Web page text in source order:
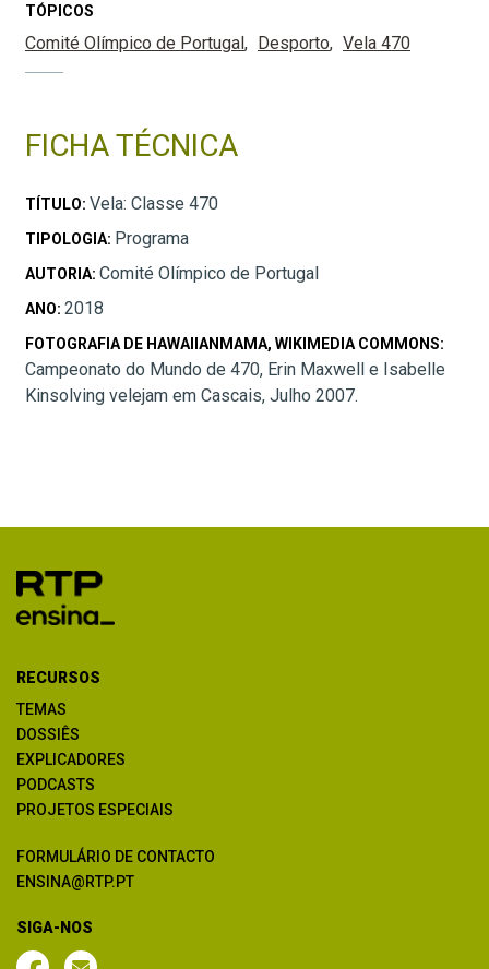
TÓPICOS
Comité Olímpico de Portugal Desporto Vela 470
FICHA TÉCNICA
TÍTULO: Vela: Classe 470
TIPOLOGIA: Programa
AUTORIA: Comité Olímpico de Portugal
ANO: 2018
FOTOGRAFIA DE HAWAIIANMAMA, WIKIMEDIA COMMONS:
Campeonato do Mundo de 470, Erin Maxwell e Isabelle
Kinsolving velejam em Cascais, Julho 2007.
RECURSOS
TEMAS
DOSSIÊS
EXPLICADORES
PODCASTS
PROJETOS ESPECIAIS
FORMULÁRIO DE CONTACTO
ENSINA@RTP.PT
SIGA-NOS